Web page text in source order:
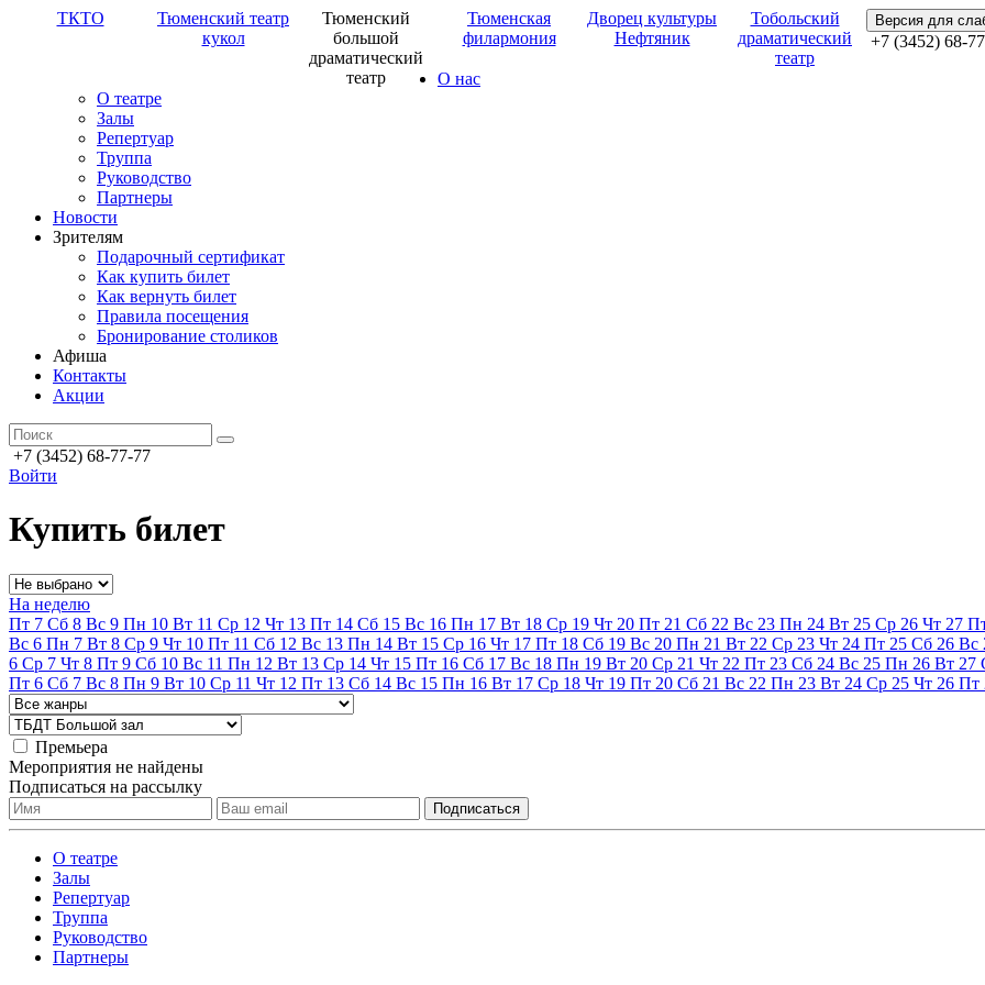
ТКТО
Тюменский театр
кукол
Тюменский
большой
драматический
театр
Тюменская
филармония
Дворец культуры
Нефтяник
Тобольский
драматический
театр
Версия для
+7 (3452) 68-
О нас
О театре
Залы
Репертуар
Труппа
Руководство
Партнеры
Новости
Зрителям
Подарочный сертификат
Как купить билет
Как вернуть билет
Правила посещения
Бронирование столиков
Афиша
Контакты
Акции
+7 (3452) 68-77-77
Войти
Купить билет
На неделю
Пт 7 Сб 8 Вс 9 Пн 10 Вт 11 Ср 12 Чт 13 Пт 14 Сб 15 Вс 16 Пн 17 Вт 18 Ср 19 Чт 20 Пт 21 Сб 22 Вс 23 Пн 24 Вт 25 Ср 26 Чт 27
Вс 6 Пн 7 Вт 8 Ср 9 Чт 10 Пт 11 Сб 12 Вс 13 Пн 14 Вт 15 Ср 16 Чт 17 Пт 18 Сб 19 Вс 20 Пн 21 Вт 22 Ср 23 Чт 24 Пт 25 Сб 26 Вс
6 Ср 7 Чт 8 Пт 9 Сб 10 Вс 11 Пн 12 Вт 13 Ср 14 Чт 15 Пт 16 Сб 17 Вс 18 Пн 19 Вт 20 Ср 21 Чт 22 Пт 23 Сб 24 Вс 25 Пн 26 Вт 27
Пт 6 Сб 7 Вс 8 Пн 9 Вт 10 Ср 11 Чт 12 Пт 13 Сб 14 Вс 15 Пн 16 Вт 17 Ср 18 Чт 19 Пт 20 Сб 21 Вс 22 Пн 23 Вт 24 Ср 25 Чт 26 Пт
Премьера
Мероприятия не найдены
Подписаться на рассылку
О театре
Залы
Репертуар
Труппа
Руководство
Партнеры